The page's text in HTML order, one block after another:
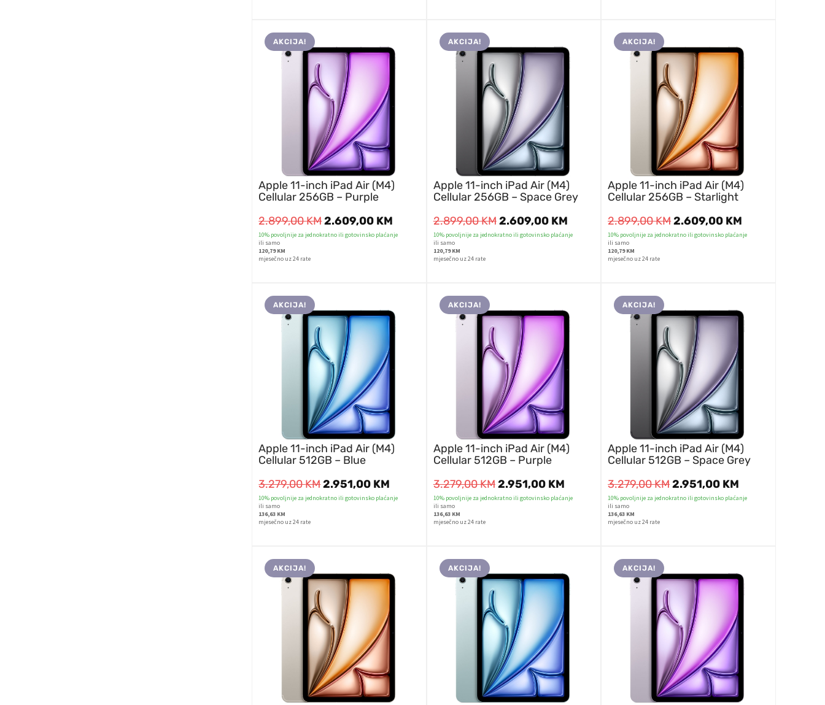
AKCIJA!
Apple 11-inch iPad Air (M4)
Cellular 256GB – Purple
2.899,00KM2.609,00 KM
10% povoljnije za jednokratno ili gotovinsko plaćanje
ili samo
120,79 KM
mjesečno uz 24 rate
AKCIJA!
Apple 11-inch iPad Air (M4)
Cellular 256GB – Space Grey
2.899,00KM2.609,00 KM
10% povoljnije za jednokratno ili gotovinsko plaćanje
ili samo
120,79 KM
mjesečno uz 24 rate
AKCIJA!
Apple 11-inch iPad Air (M4)
Cellular 256GB – Starlight
2.899,00KM2.609,00 KM
10% povoljnije za jednokratno ili gotovinsko plaćanje
ili samo
120,79 KM
mjesečno uz 24 rate
AKCIJA!
Apple 11-inch iPad Air (M4)
Cellular 512GB – Blue
3.279,00KM2.951,00 KM
10% povoljnije za jednokratno ili gotovinsko plaćanje
ili samo
136,63 KM
mjesečno uz 24 rate
AKCIJA!
Apple 11-inch iPad Air (M4)
Cellular 512GB – Purple
3.279,00KM2.951,00 KM
10% povoljnije za jednokratno ili gotovinsko plaćanje
ili samo
136,63 KM
mjesečno uz 24 rate
AKCIJA!
Apple 11-inch iPad Air (M4)
Cellular 512GB – Space Grey
3.279,00KM2.951,00 KM
10% povoljnije za jednokratno ili gotovinsko plaćanje
ili samo
136,63 KM
mjesečno uz 24 rate
AKCIJA! AKCIJA! AKCIJA!